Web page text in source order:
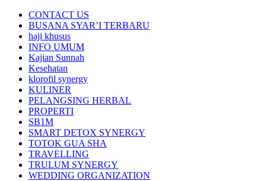
CONTACT US
BUSANA SYAR’I TERBARU
haji khusus
INFO UMUM
Kajian Sunnah
Kesehatan
klorofil synergy
KULINER
PELANGSING HERBAL
PROPERTI
SB1M
SMART DETOX SYNERGY
TOTOK GUA SHA
TRAVELLING
TRULUM SYNERGY
WEDDING ORGANIZATION